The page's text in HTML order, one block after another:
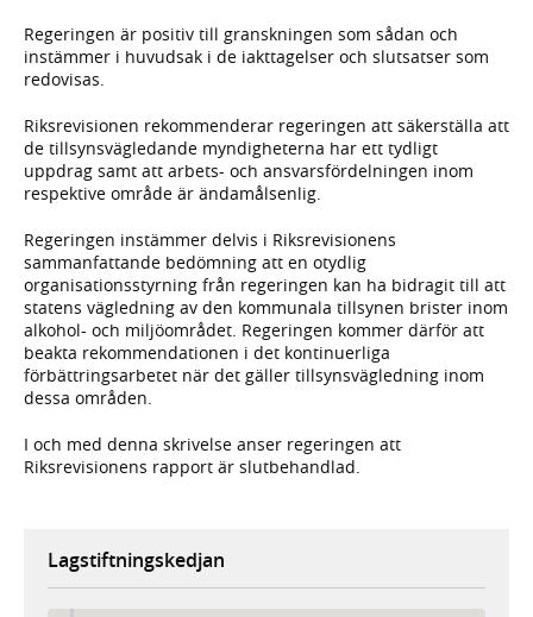
Regeringen är positiv till granskningen som sådan och
instämmer i huvudsak i de iakttagelser och slutsatser som
redovisas.
Riksrevisionen rekommenderar regeringen att säkerställa att
de tillsynsvägledande myndigheterna har ett tydligt
uppdrag samt att arbets- och ansvarsfördelningen inom
respektive område är ändamålsenlig.
Regeringen instämmer delvis i Riksrevisionens
sammanfattande bedömning att en otydlig
organisationsstyrning från regeringen kan ha bidragit till att
statens vägledning av den kommunala tillsynen brister inom
alkohol- och miljöområdet. Regeringen kommer därför att
beakta rekommendationen i det kontinuerliga
förbättringsarbetet när det gäller tillsynsvägledning inom
dessa områden.
I och med denna skrivelse anser regeringen att
Riksrevisionens rapport är slutbehandlad.
Lagstiftningskedjan